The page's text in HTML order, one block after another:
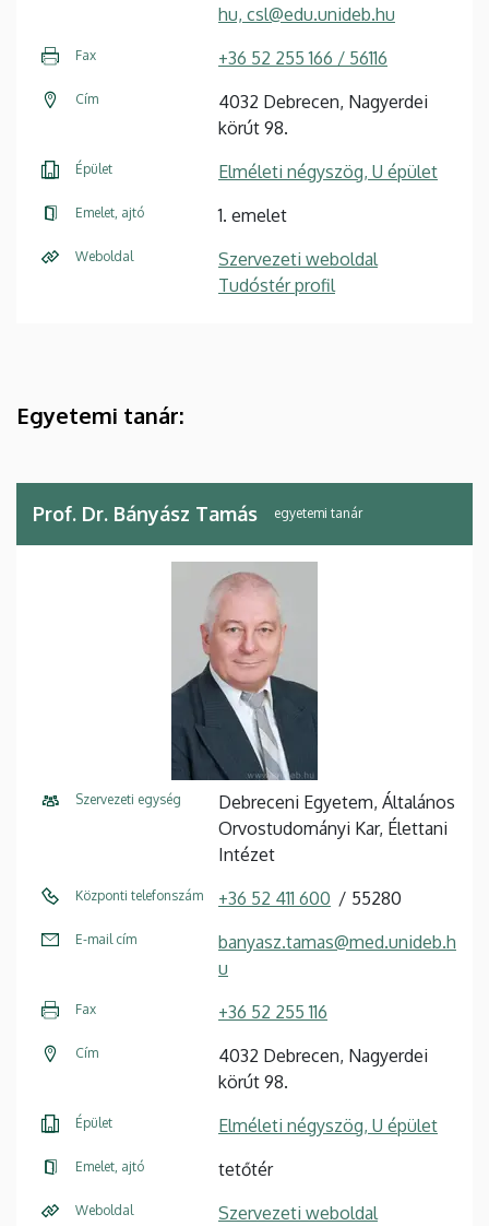
hu, csl@edu.unideb.hu
Fax +36 52 255 166 / 56116
Cím
4032 Debrecen, Nagyerdei
körút 98.
Épület Elméleti négyszög, U épület
Emelet, ajtó 1. emelet
Weboldal
Szervezeti weboldal
Tudóstér profil
Egyetemi tanár:
Prof. Dr. Bányász Tamás egyetemi tanár
Szervezeti egység
Debreceni Egyetem, Általános
Orvostudományi Kar, Élettani
Intézet
Központi telefonszám +36 52 411 600 55280
E-mail cím
banyasz.tamas@med.unideb.h
u
Fax +36 52 255 116
Cím
4032 Debrecen, Nagyerdei
körút 98.
Épület Elméleti négyszög, U épület
Emelet, ajtó tetőtér
Weboldal
Szervezeti weboldal